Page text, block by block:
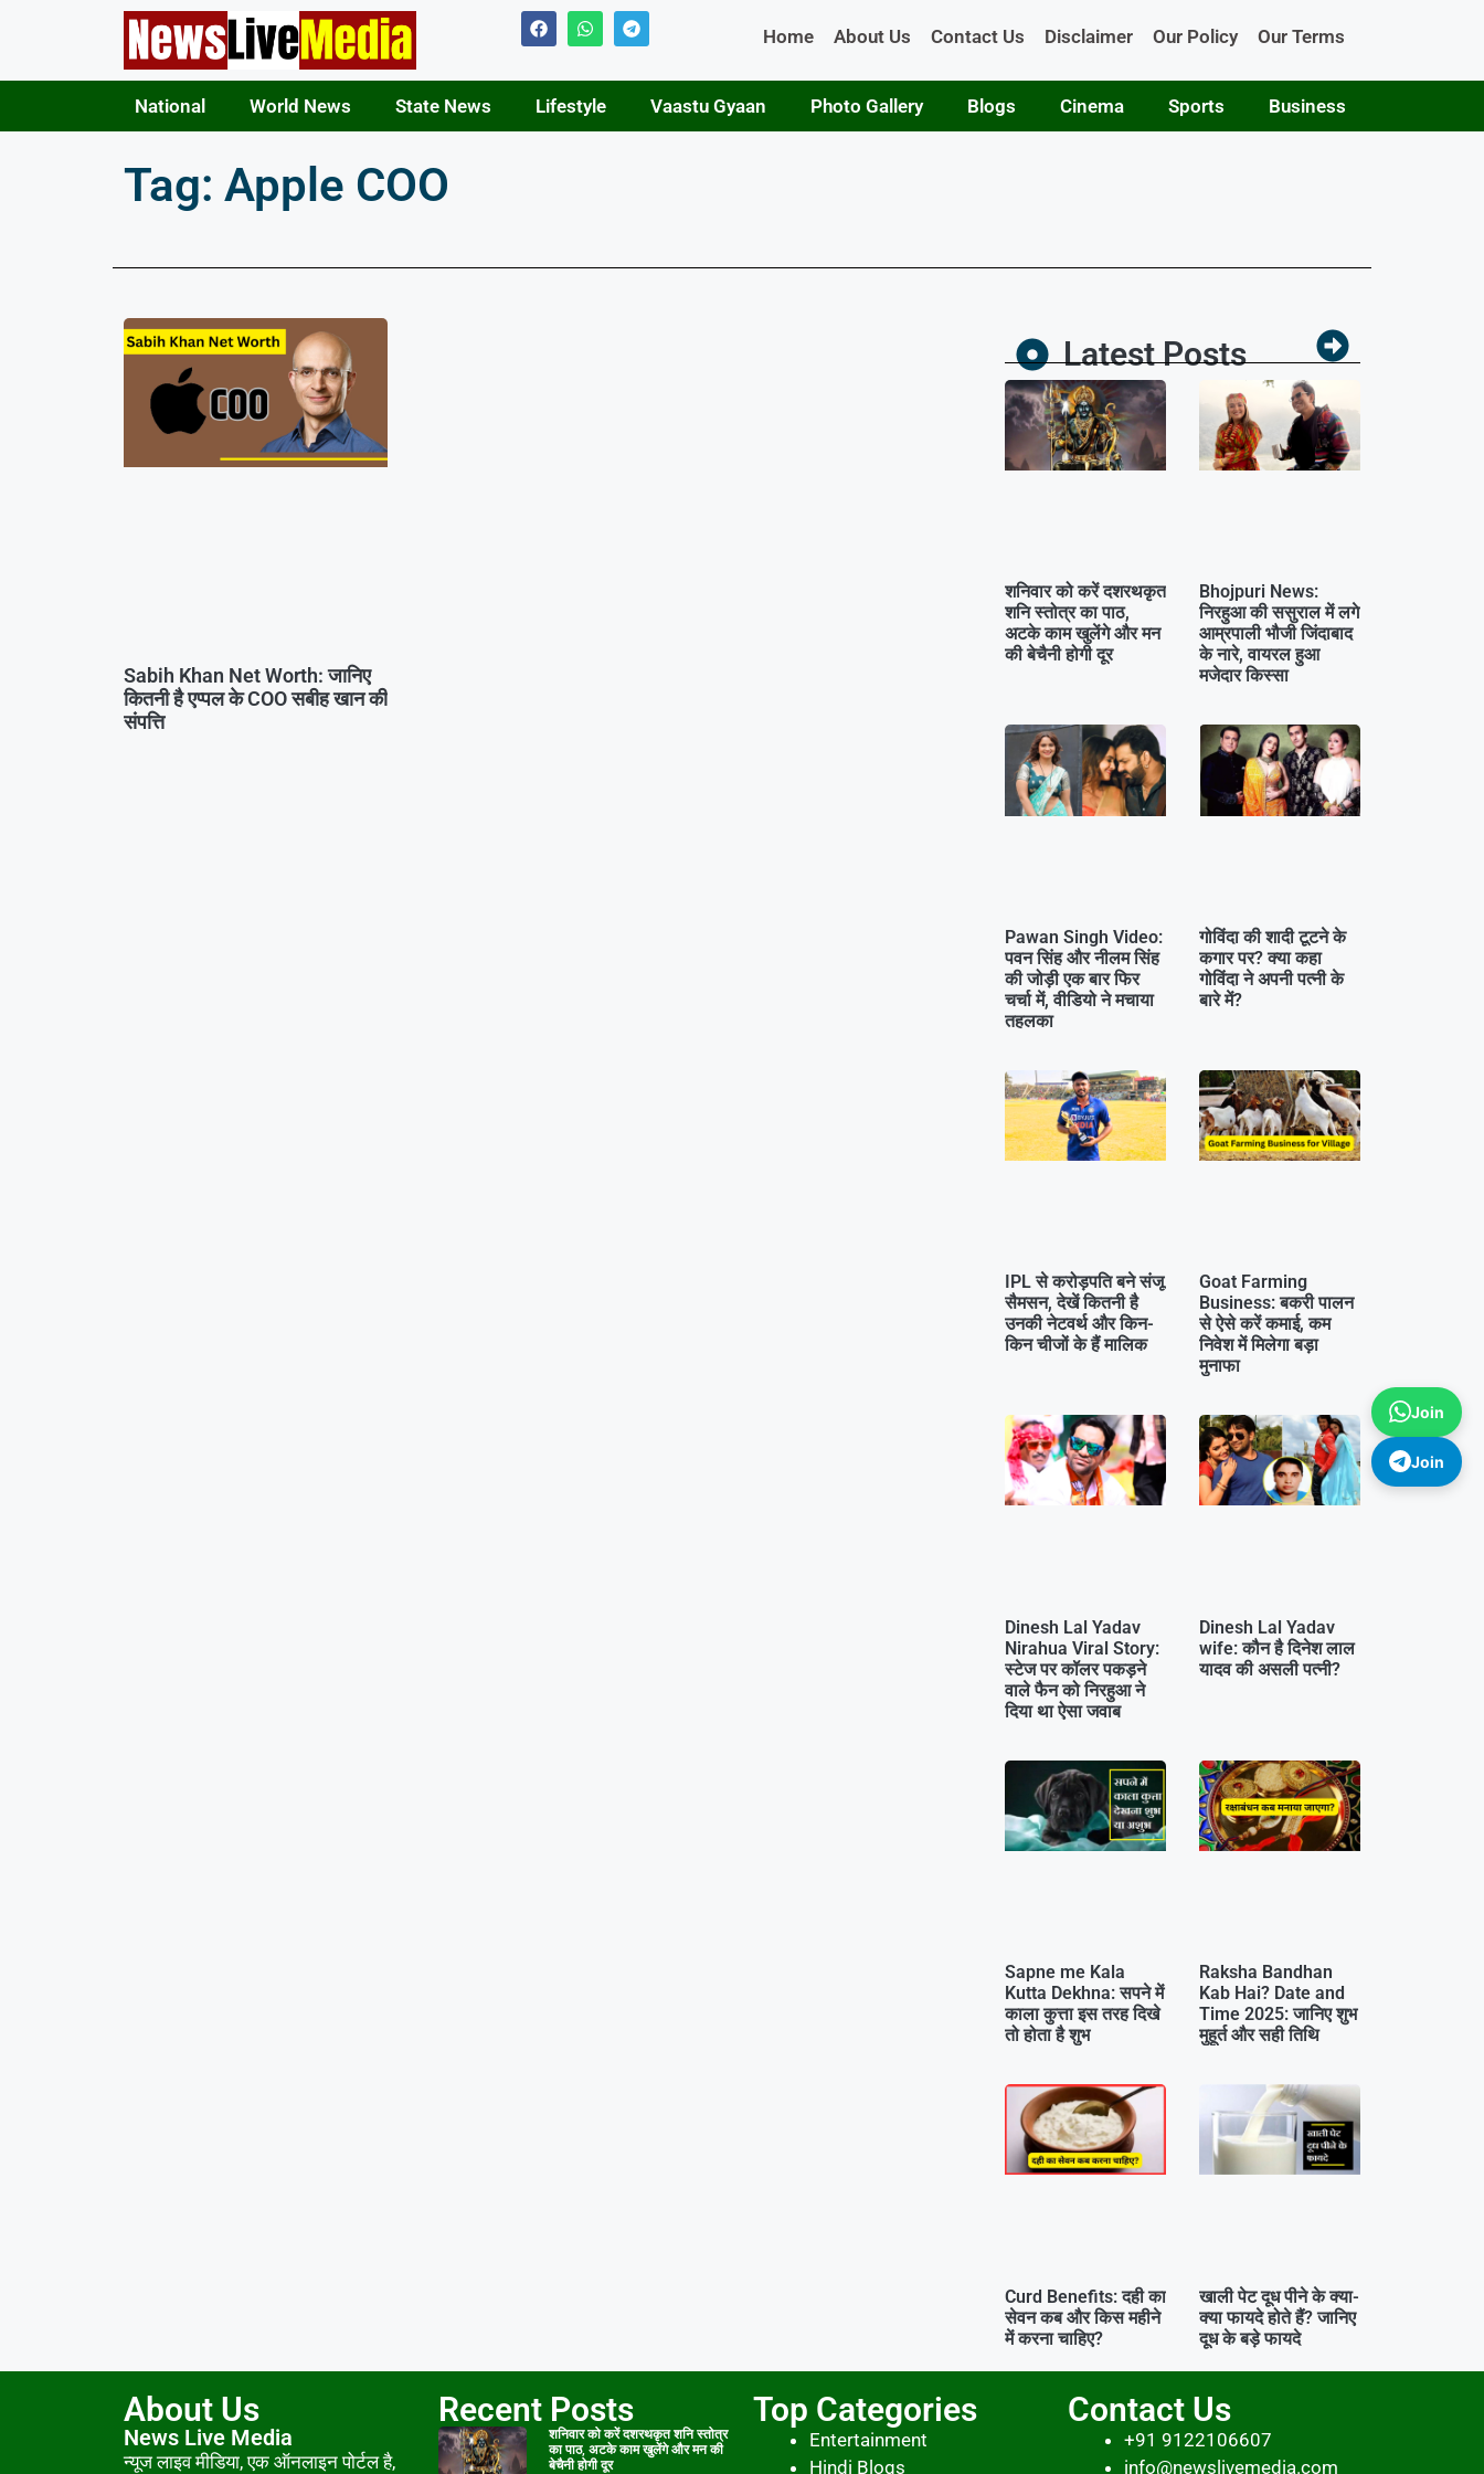
Home About Us Contact Us Disclaimer Our Policy Our Terms
National World News State News Lifestyle Vaastu Gyaan Photo Gallery Blogs Cinema Sports Business
Tag: Apple COO
Sabih Khan Net Worth: जानिए
कितनी है एप्पल के COO सबीह खान की
संपत्ति
Latest Posts
शनिवार को करें दशरथकृत
शनि स्तोत्र का पाठ,
अटके काम खुलेंगे और मन
की बेचैनी होगी दूर
Bhojpuri News:
निरहुआ की ससुराल में लगे
आम्रपाली भौजी जिंदाबाद
के नारे, वायरल हुआ
मजेदार किस्सा
Pawan Singh Video:
पवन सिंह और नीलम सिंह
की जोड़ी एक बार फिर
चर्चा में, वीडियो ने मचाया
तहलका
गोविंदा की शादी टूटने के
कगार पर? क्या कहा
गोविंदा ने अपनी पत्नी के
बारे में?
IPL से करोड़पति बने संजू
सैमसन, देखें कितनी है
उनकी नेटवर्थ और किन-
किन चीजों के हैं मालिक
Goat Farming
Business: बकरी पालन
से ऐसे करें कमाई, कम
निवेश में मिलेगा बड़ा
मुनाफा
Dinesh Lal Yadav
Nirahua Viral Story:
स्टेज पर कॉलर पकड़ने
वाले फैन को निरहुआ ने
दिया था ऐसा जवाब
Dinesh Lal Yadav
wife: कौन है दिनेश लाल
यादव की असली पत्नी?
Sapne me Kala
Kutta Dekhna: सपने में
काला कुत्ता इस तरह दिखे
तो होता है शुभ
Raksha Bandhan
Kab Hai? Date and
Time 2025: जानिए शुभ
मुहूर्त और सही तिथि
Curd Benefits: दही का
सेवन कब और किस महीने
में करना चाहिए?
खाली पेट दूध पीने के क्या-
क्या फायदे होते हैं? जानिए
दूध के बड़े फायदे
About Us
News Live Media
न्यूज लाइव मीडिया, एक ऑनलाइन पोर्टल है,
Recent Posts
शनिवार को करें दशरथकृत शनि स्तोत्र
का पाठ, अटके काम खुलेंगे और मन की
बेचैनी होगी दूर
Top Categories
Entertainment
Hindi Blogs
Contact Us
+91 9122106607
info@newslivemedia.com
Join
Join